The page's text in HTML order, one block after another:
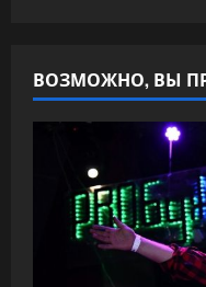
ВОЗМОЖНО, ВЫ